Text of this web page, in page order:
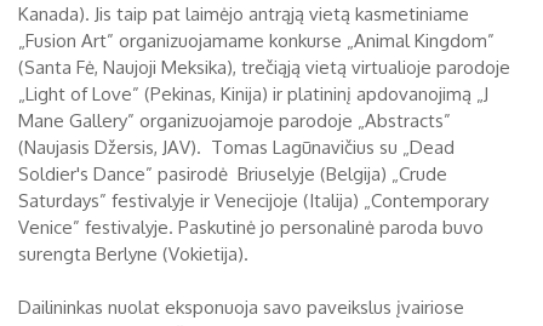
Kanada). Jis taip pat laimėjo antrąją vietą kasmetiniame
„Fusion Art” organizuojamame konkurse „Animal Kingdom”
(Santa Fė, Naujoji Meksika), trečiąją vietą virtualioje parodoje
„Light of Love” (Pekinas, Kinija) ir platininį apdovanojimą „J
Mane Gallery” organizuojamoje parodoje „Abstracts”
(Naujasis Džersis, JAV). Tomas Lagūnavičius su „Dead
Soldier's Dance” pasirodė Briuselyje (Belgija) „Crude
Saturdays” festivalyje ir Venecijoje (Italija) „Contemporary
Venice” festivalyje. Paskutinė jo personalinė paroda buvo
surengta Berlyne (Vokietija).
Dailininkas nuolat eksponuoja savo paveikslus įvairiose